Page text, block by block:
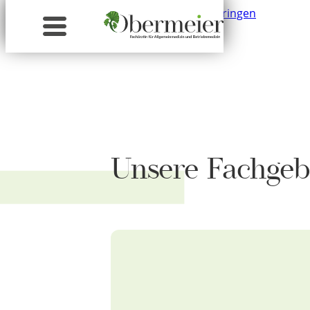
Zum Hauptinhalt springen Zum Footer springen
Unsere